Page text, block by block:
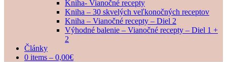
Kniha- Vianočné recepty
Kniha – 30 skvelých veľkonočných receptov
Kniha – Vianočné recepty – Diel 2
Výhodné balenie – Vianočné recepty – Diel 1 +
2
Články
0 items – 0,00€